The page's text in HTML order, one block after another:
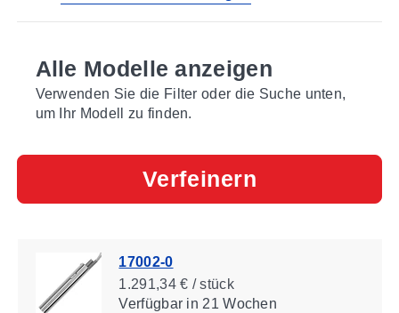
Alle Modelle anzeigen
Verwenden Sie die Filter oder die Suche unten,
um Ihr Modell zu finden.
Verfeinern
17002-0
1.291,34 € / stück
Verfügbarin 21 Wochen